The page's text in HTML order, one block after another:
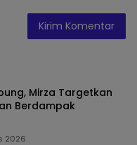
Mirza Targetkan
Berdampak
2026